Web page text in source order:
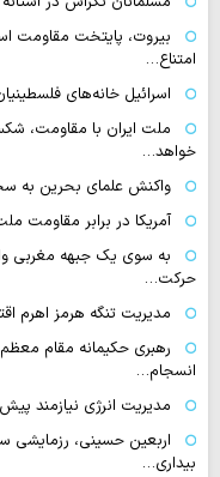
بیروت، پایتخت مقاومت
امتناع…
اسرائیل خانه‌های
ملت ایران با مقاومت،
خواهد…
واکنش علمای بحرین به
آمریکا در برابر مقاومت
به سوی یک جبهه مغربی
حرکت…
مدیریت تنگه هرمز اهرم
رهبری حکیمانه مقام
انسجام…
مدیریت انرژی نیازمند
اربعین حسینی، رزمایشی
بیداری…